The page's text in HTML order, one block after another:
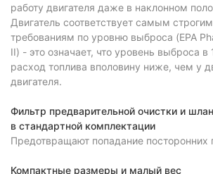
работу двигателя даже в наклонном
Двигатель соответствует самым
требованиям по уровню выброса (EPA
II) - это означает, что уровень выброса
расход топлива вполовину ниже, чем у
двигателя.
Фильтр предварительной очистки и
в стандартной комплектации
Предотвращают попадание посторонних
Компактные размеры и малый вес